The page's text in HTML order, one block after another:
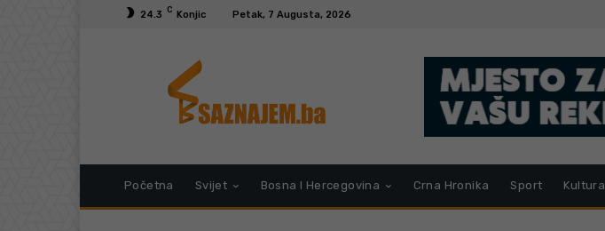
24.3 C Konjic Petak, 7 Augusta, 2026
Početna Svijet Bosna I Hercegovina Crna Hronika Sport Kultura